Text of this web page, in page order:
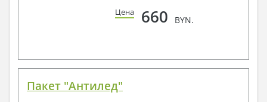
Цена 660 BYN.
Пакет "Антилед"